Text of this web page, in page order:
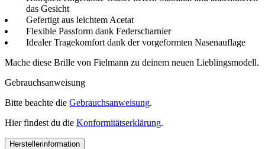
das Gesicht
Gefertigt aus leichtem Acetat
Flexible Passform dank Federscharnier
Idealer Tragekomfort dank der vorgeformten Nasenauflage
Mache diese Brille von Fielmann zu deinem neuen Lieblingsmodell.
Gebrauchsanweisung
Bitte beachte die Gebrauchsanweisung.
Hier findest du die Konformitätserklärung.
Herstellerinformation